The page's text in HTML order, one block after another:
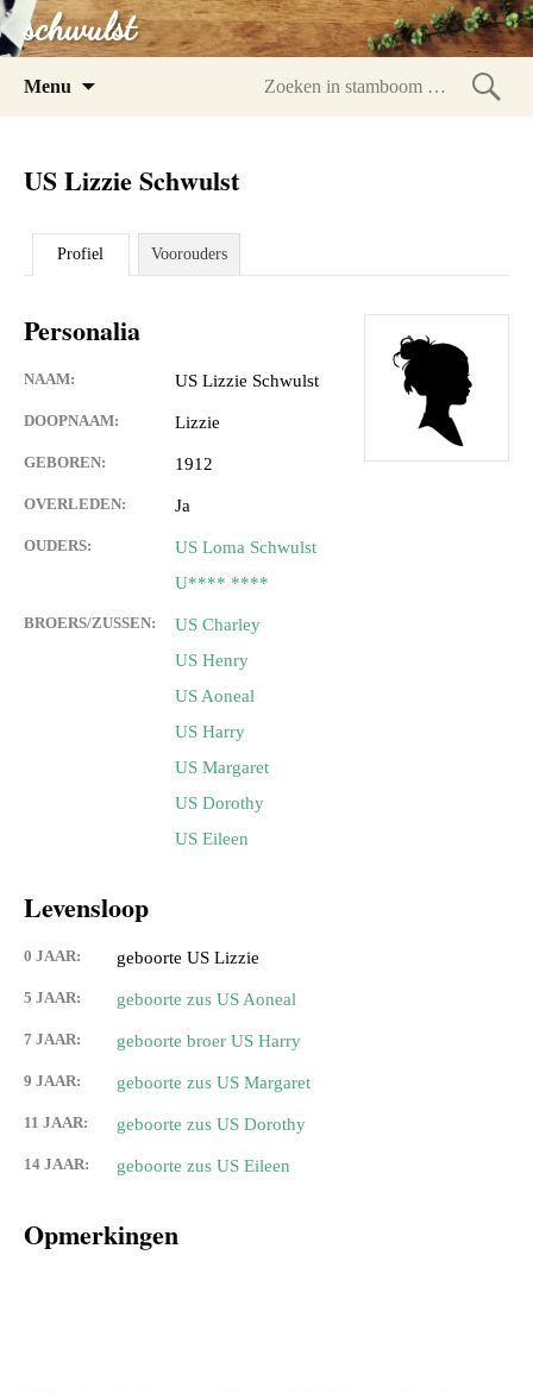
schwulst
Menu
US Lizzie Schwulst
Profiel Voorouders
Personalia
NAAM: US Lizzie Schwulst
DOOPNAAM: Lizzie
GEBOREN: 1912
OVERLEDEN: Ja
OUDERS:
US Loma Schwulst
U**** ****
BROERS/ZUSSEN:
US Charley
US Henry
US Aoneal
US Harry
US Margaret
US Dorothy
US Eileen
Levensloop
0 JAAR: geboorte US Lizzie
5 JAAR: geboorte zus US Aoneal
7 JAAR: geboorte broer US Harry
9 JAAR: geboorte zus US Margaret
11 JAAR: geboorte zus US Dorothy
14 JAAR: geboorte zus US Eileen
Opmerkingen